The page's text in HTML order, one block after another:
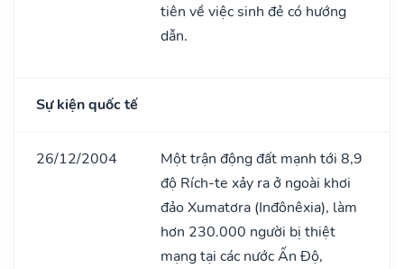
tiên về việc sinh đẻ có hướng
dẫn.
Sự kiện quốc tế
26/12/2004
Một trận động đất mạnh tới 8,9
độ Rích-te xảy ra ở ngoài khơi
đảo Xumatơra (Inđônêxia), làm
hơn 230.000 người bị thiệt
mạng tại các nước Ấn Độ,